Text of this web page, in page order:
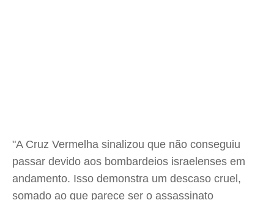
"A Cruz Vermelha sinalizou que não conseguiu
passar devido aos bombardeios israelenses em
andamento. Isso demonstra um descaso cruel,
somado ao que parece ser o assassinato